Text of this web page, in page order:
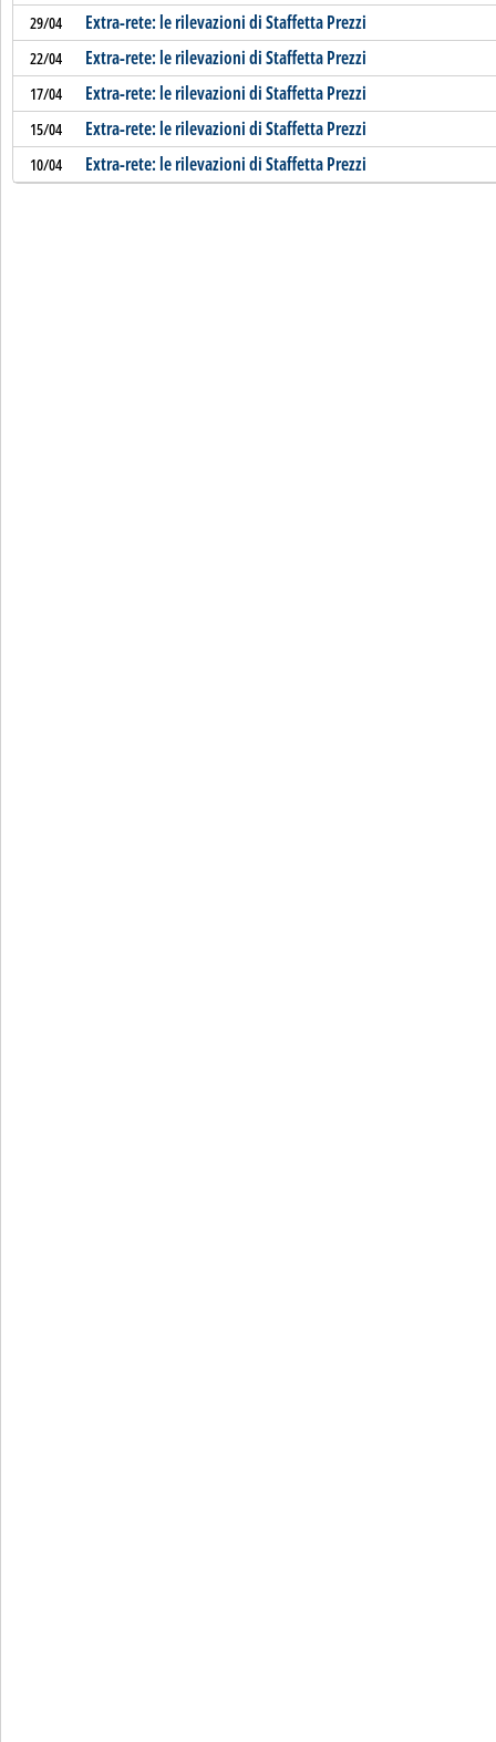
29/04 Extra-rete: le rilevazioni di Staffetta Prezzi
22/04 Extra-rete: le rilevazioni di Staffetta Prezzi
17/04 Extra-rete: le rilevazioni di Staffetta Prezzi
15/04 Extra-rete: le rilevazioni di Staffetta Prezzi
10/04 Extra-rete: le rilevazioni di Staffetta Prezzi